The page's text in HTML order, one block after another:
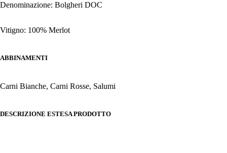
Denominazione: Bolgheri DOC
Vitigno: 100% Merlot
ABBINAMENTI
Carni Bianche, Carni Rosse, Salumi
DESCRIZIONE ESTESA PRODOTTO